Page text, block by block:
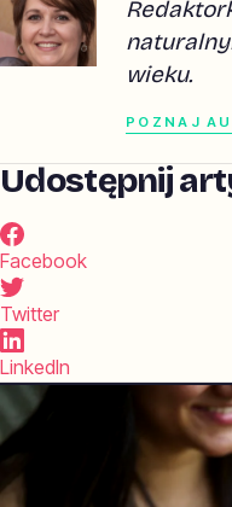
wieku.
POZNAJ
Udostępnij
Facebook
Twitter
LinkedIn